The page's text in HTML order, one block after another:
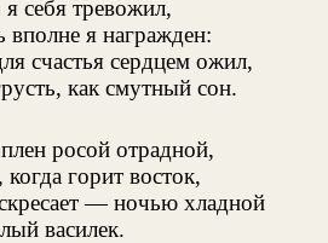
себя тревожил,
вполне я награжден:
счастья сердцем ожил,
как смутный сон.
росой отрадной,
горит восток,
— ночью хладной
василек.